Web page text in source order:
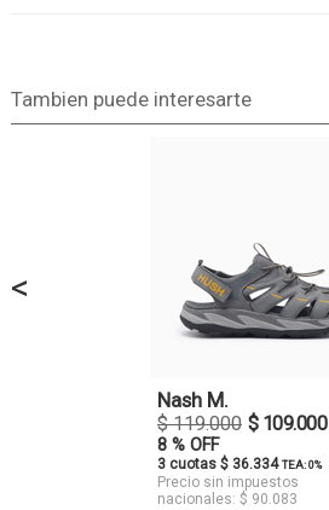
Tambien puede interesarte
<
Nash M.
$ 119.000 $ 109.000
8 % OFF
3 cuotas $ 36.334TEA: 0%
Precio sin impuestos
nacionales: $ 90.083